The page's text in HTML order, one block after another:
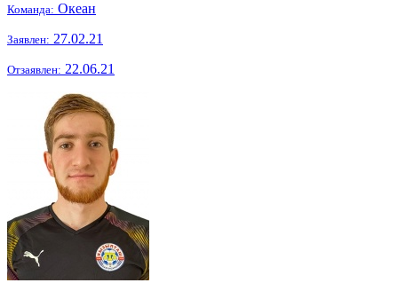
Команда: Океан
Заявлен: 27.02.21
Отзаявлен: 22.06.21